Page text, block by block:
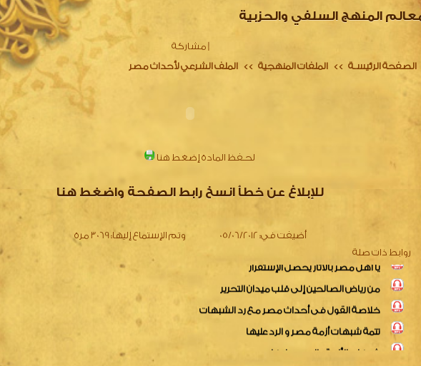
المنهج السلفي والحزبية
مشاركة
الصفحة الرئيسـة >> الملفات المنهجية >> الملف الشرعي لأحداث مصر
لحـفظ المادة إضغط هنا
للإبلاغ عن خطأ انسخ رابط الصفحة واضغط هنا
أضيفت في: 05/06/2012 وتم الإستماع إليها: 3069 مرة
روابط ذات صلةمن رياض الصالحين إلى قلب ميدان التحرير
خلاصة القول فى أحداث مصر مع رد الشبهات
تتمة شبهات أزمة مصر و الرد عليها
شبهات الأزمة والردود عليها
وقفة سريعة مع الأحداث